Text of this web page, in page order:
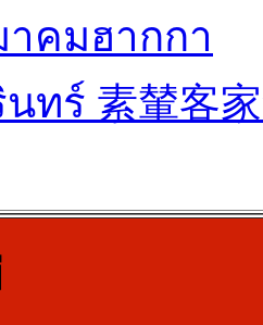
คมฮากกา
ทร์ 素輦客